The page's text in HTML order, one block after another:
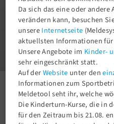
1 3
Aktuelles Newsroom Neues
Da sich das eine oder
verändern kann, besuchen
unsereInternetseite
aktuellsten Informationen
Unsere Angebote im Kinder-
sehr eingeschränkt statt.
Auf derWebsite unter den
Informationen zum
Meldetool seht ihr, welche
Die Kinderturn-Kurse, die in
für den Zeitraum bis 21.08.